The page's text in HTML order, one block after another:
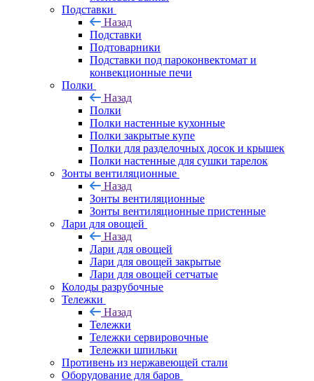
Подставки
Назад
Подставки
Подтоварники
Подставки под пароконвектомат и
конвекционные печи
Полки
Назад
Полки
Полки настенные кухонные
Полки закрытые купе
Полки для разделочных досок и крышек
Полки настенные для сушки тарелок
Зонты вентиляционные
Назад
Зонты вентиляционные
Зонты вентиляционные пристенные
Лари для овощей
Назад
Лари для овощей
Лари для овощей закрытые
Лари для овощей сетчатые
Колоды разрубочные
Тележки
Назад
Тележки
Тележки сервировочные
Тележки шпильки
Противень из нержавеющей стали
Оборудование для баров